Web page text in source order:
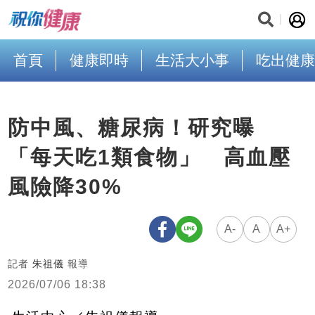
首頁 健康即時 生活大小事 吃出健康
防中風、糖尿病！研究曝
「每天吃1類食物」 高血壓
風險降30%
A- A A+
記者 朱祖儀 報導
2026/07/06 18:38